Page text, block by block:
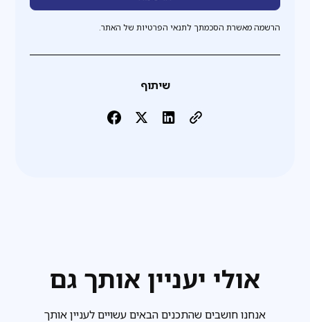
הרשמה מאשרת הסכמתך לתנאי הפרטיות של האתר.
שיתוף
אולי יעניין אותך גם
אנחנו חושבים שהתכנים הבאים עשויים לעניין אותך